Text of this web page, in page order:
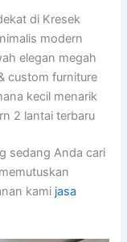
di Kresek
modern
elegan megah
custom furniture
kecil menarik
2 lantai terbaru
sedang Anda cari
kami jasa